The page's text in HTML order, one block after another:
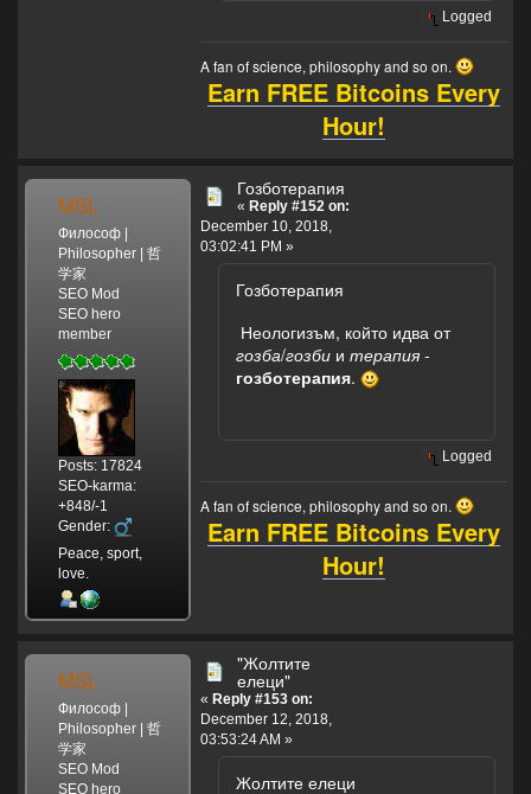
Logged
A fan of science, philosophy and so on.
Earn FREE Bitcoins Every
Hour!
MSL
Философ |
Philosopher | 哲
学家
SEO Mod
SEO hero
member
Posts: 17824
SEO-karma:
+848/-1
Gender:
Peace, sport,
love.
Гозботерапия
« Reply #152 on:
December 10, 2018,
03:02:41 PM »
Гозботерапия
Неологизъм, който идва от
гозба/гозби и терапия -
гозботерапия.
Logged
A fan of science, philosophy and so on.
Earn FREE Bitcoins Every
Hour!
MSL
Философ |
Philosopher | 哲
学家
SEO Mod
SEO hero
"Жолтите
елеци"
« Reply #153 on:
December 12, 2018,
03:53:24 AM »
Жолтите елеци